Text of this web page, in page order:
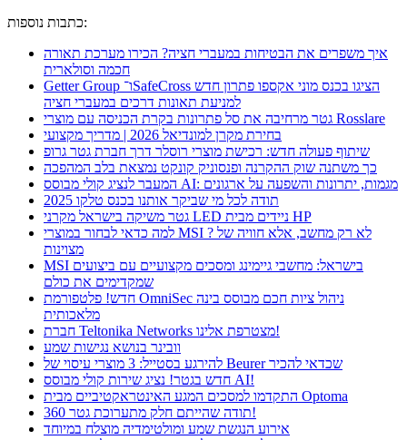
כתבות נוספות:
איך משפרים את הבטיחות במעברי חציה? הכירו מערכת תאורה
חכמה וסולארית
Getter Group ו־SafeCross הציגו בכנס מוני אקספו פתרון חדש
למניעת תאונות דרכים במעברי חציה
גטר מרחיבה את סל פתרונות בקרת הכניסה עם מוצרי Rosslare
בחירת מקרן למונדיאל 2026 | מדריך מקצועי
שיתוף פעולה חדש: רכישת מוצרי רוסלר דרך חברת גטר גרופ
כך משתנה שוק ההקרנה ופנסוניק קונקט נמצאת בלב המהפכה
המעבר לנציג קולי מבוסס AI: מגמות, יתרונות והשפעה על ארגונים
תודה לכל מי שביקר אותנו בכנס טלקו 2025
גטר משיקה בישראל מקרני LED ניידים מבית HP
למה כדאי לבחור במוצרי MSI ? לא רק מחשב, אלא חוויה של
מצוינות
MSI בישראל: מחשבי גיימינג ומסכים מקצועיים עם ביצועים
שמקדימים את כולם
חדש! פלטפורמת OmniSec ניהול ציות חכם מבוסס בינה
מלאכותית
חברת Teltonika Networks מצטרפת אלינו!
וובינר בנושא נגישות שמע
להירגע בסטייל: 3 מוצרי עיסוי של Beurer שכדאי להכיר
חדש בגטר! נציג שירות קולי מבוסס AI!
התקדמו למסכים המגע האינטראקטיביים מבית Optoma
תודה שהייתם חלק מתערוכת גטר 360!
אירוע הנגשת שמע ומולטימדיה מוצלח במיוחד